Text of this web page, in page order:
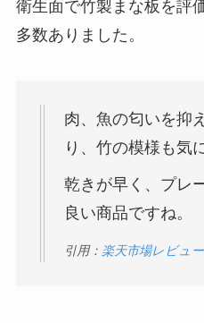
衛生面で竹製まな板を評
多数ありました。
肉、魚の匂いを抑
り、竹の模様も気
乾きが早く、プレ
良い商品ですね。
引用： 楽天市場レビュー